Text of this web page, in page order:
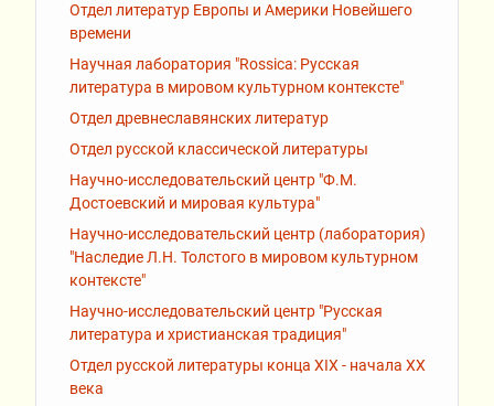
Отдел литератур Европы и Америки Новейшего
времени
Научная лаборатория "Rossiсa: Русская
литература в мировом культурном контексте"
Отдел древнеславянских литератур
Отдел русской классической литературы
Научно-исследовательский центр "Ф.М.
Достоевский и мировая культура"
Научно-исследовательский центр (лаборатория)
"Наследие Л.Н. Толстого в мировом культурном
контексте"
Научно-исследовательский центр "Русская
литература и христианская традиция"
Отдел русской литературы конца XIX - начала XX
века